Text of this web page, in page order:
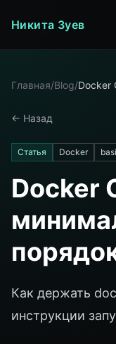
Никита Зуев
Главная/Blog/Docker
<- Назад
Статья Docker
Docker
Как держать
инструкции